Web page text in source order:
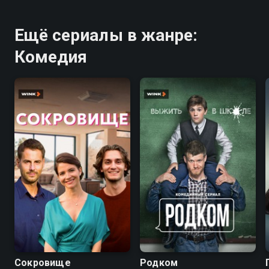
Ещё сериалы в жанре:
Комедия
7.3
Сокровище
7.9
Родком